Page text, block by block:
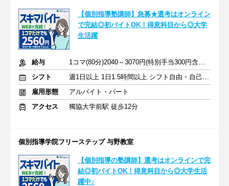
【個別指導塾講師】急募★選考はオンライン
で完結◎初バイトOK！得意科目から◎大学
生活躍
給与
1コマ(80分)2040～3070円(特別手当300円含む)+授業前後手当520円
シフト
週1日以上 1日1.5時間以上 シフト自由・自己申告
雇用形態
アルバイト・パート
アクセス
獨協大学前駅 徒歩12分
個別指導学院フリーステップ 与野教室
【個別指導の塾講師】選考はオンラインで完
結◎初バイトOK！得意科目から◎大学生活
躍中♪